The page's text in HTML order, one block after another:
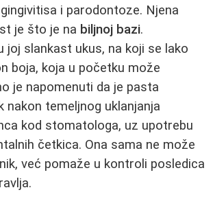
i parodontoze. Njena
je što je na biljnoj bazi.
joj slankast ukus, na koji se lako
boja, koja u početku može
je napomenuti da je pasta
nakon temeljnog uklanjanja
kod stomatologa, uz upotrebu
četkica. Ona sama ne može
već pomaže u kontroli posledica